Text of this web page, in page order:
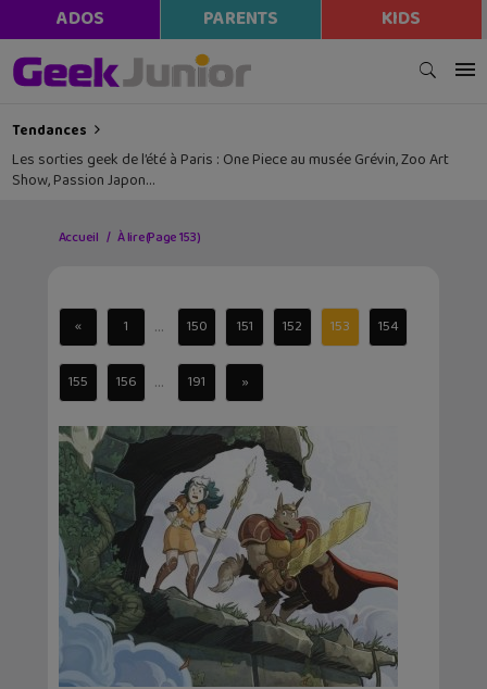
ADOS PARENTS KIDS
Tendances
Les sorties geek de l’été à Paris : One Piece au musée Grévin, Zoo Art
Show, Passion Japon…
Accueil À lire(Page 153)
« 1 ... 150 151 152 153 154
155 156 ... 191 »